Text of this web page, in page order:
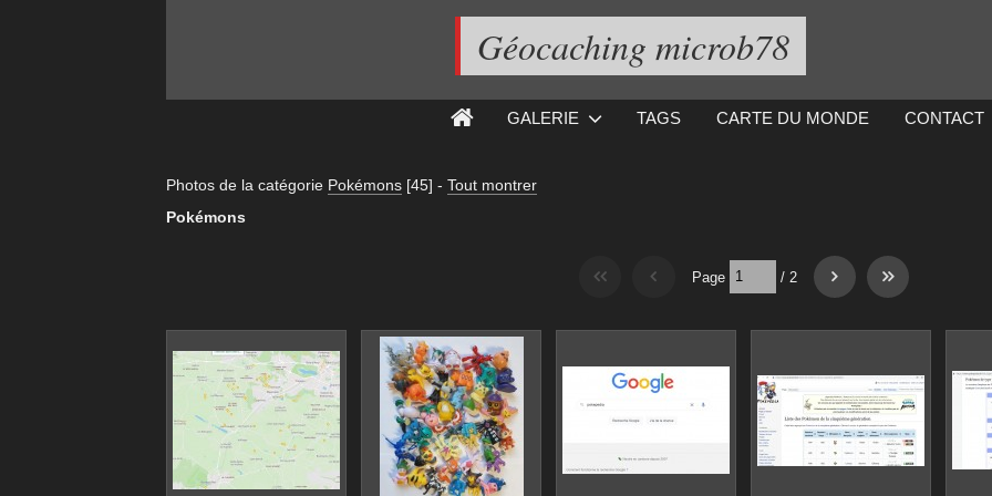
Géocaching microb78
GALERIE TAGS CARTE DU MONDE CONTACT
Photos de la catégorie Pokémons [45] - Tout montrer
Pokémons
Page / 2